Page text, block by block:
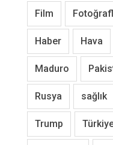
Film
Haber Hava
Maduro
Rusya sağlık
Trump